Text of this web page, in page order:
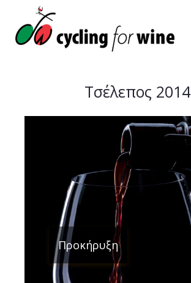
Τσέλεπος 2014
Προκήρυξη